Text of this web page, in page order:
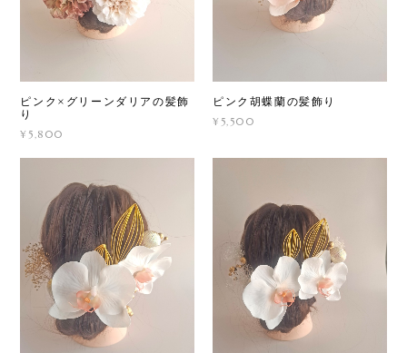
ピンク×グリーンダリアの髪飾
り
¥5,800
ピンク胡蝶蘭の髪飾り
¥5,500